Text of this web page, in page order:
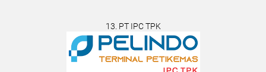
13. PT IPC TPK